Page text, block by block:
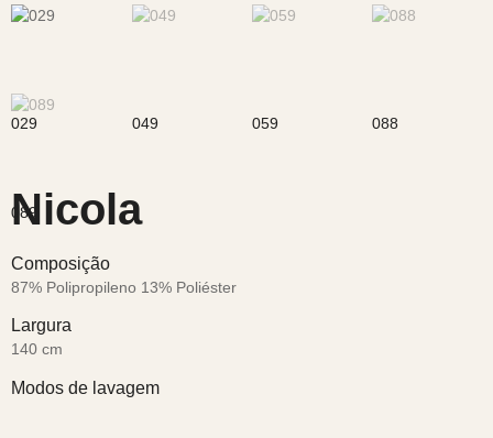
Nicola
Composição
87% Polipropileno 13% Poliéster
Largura
140 cm
Modos de lavagem